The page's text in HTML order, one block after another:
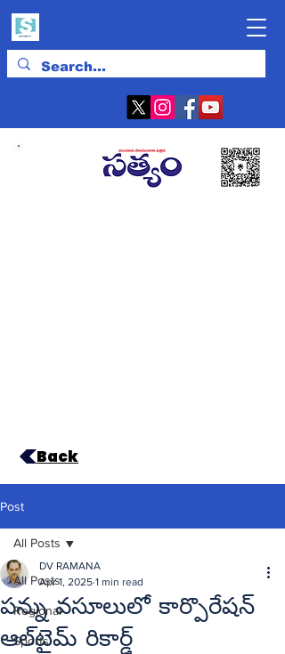
Back
Post
All Posts
Regional
Sports
All Posts
పన్ను వసూలులో కార్పొరేషన్‌
ఆల్‌టైమ్‌ రికార్డ్‌
DV RAMANA
Apr 1, 2025 1 min read